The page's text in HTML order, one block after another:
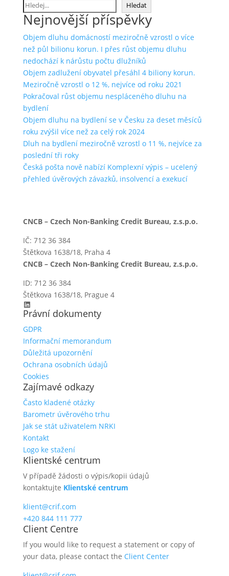
Hledat
Nejnovější příspěvky
Objem dluhu domácností meziročně vzrostl o více
než půl bilionu korun. I přes růst objemu dluhu
nedochází k nárůstu počtu dlužníků
Objem zadlužení obyvatel přesáhl 4 biliony korun.
Meziročně vzrostl o 12 %, nejvíce od roku 2021
Pokračoval růst objemu nespláceného dluhu na
bydlení
Objem dluhu na bydlení se v Česku za deset měsíců
roku zvýšil více než za celý rok 2024
Dluh na bydlení meziročně vzrostl o 11 %, nejvíce za
poslední tři roky
Česká pošta nově nabízí Komplexní výpis – ucelený
přehled úvěrových závazků, insolvencí a exekucí
CNCB – Czech Non-Banking Credit Bureau, z.s.p.o.
IČ: 712 36 384
Štětkova 1638/18, Praha 4
CNCB – Czech Non-Banking Credit Bureau, z.s.p.o.
ID: 712 36 384
Štětkova 1638/18, Prague 4
LinkedIn
Právní dokumenty
GDPR
Informační memorandum
Důležitá upozornění
Ochrana osobních údajů
Cookies
Zajímavé odkazy
Často kladené otázky
Barometr úvěrového trhu
Jak se stát uživatelem NRKI
Kontakt
Logo ke stažení
Klientské centrum
V případě žádosti o výpis/kopii údajů
kontaktujte Klientské centrum
klient@crif.com
+420 844 111 777
Client Centre
If you would like to request a statement or copy of
your data, please contact the Client Center